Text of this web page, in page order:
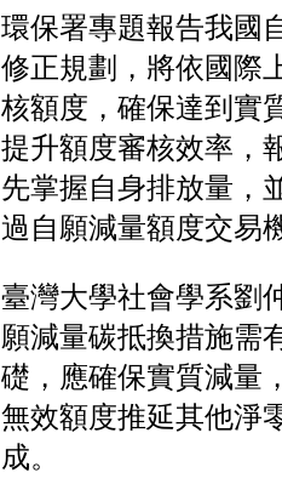
環保署專題報告我國
修正規劃，將依國際
核額度，確保達到實
提升額度審核效率，
先掌握自身排放量，
過自願減量額度交易
臺灣大學社會學系劉
願減量碳抵換措施需
礎，應確保實質減量
無效額度推延其他淨
成。